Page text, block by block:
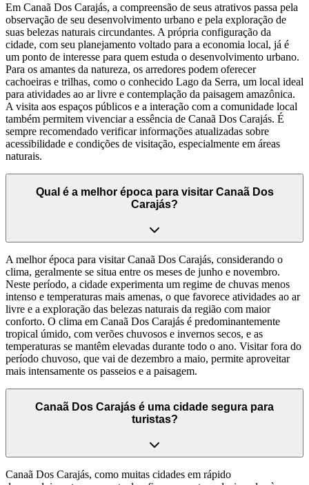
Em Canaã Dos Carajás, a compreensão de seus atrativos passa pela
observação de seu desenvolvimento urbano e pela exploração de
suas belezas naturais circundantes. A própria configuração da
cidade, com seu planejamento voltado para a economia local, já é
um ponto de interesse para quem estuda o desenvolvimento urbano.
Para os amantes da natureza, os arredores podem oferecer
cachoeiras e trilhas, como o conhecido Lago da Serra, um local ideal
para atividades ao ar livre e contemplação da paisagem amazônica.
A visita aos espaços públicos e a interação com a comunidade local
também permitem vivenciar a essência de Canaã Dos Carajás. É
sempre recomendado verificar informações atualizadas sobre
acessibilidade e condições de visitação, especialmente em áreas
naturais.
Qual é a melhor época para visitar Canaã Dos
Carajás?
A melhor época para visitar Canaã Dos Carajás, considerando o
clima, geralmente se situa entre os meses de junho e novembro.
Neste período, a cidade experimenta um regime de chuvas menos
intenso e temperaturas mais amenas, o que favorece atividades ao ar
livre e a exploração das belezas naturais da região com maior
conforto. O clima em Canaã Dos Carajás é predominantemente
tropical úmido, com verões chuvosos e invernos secos, e as
temperaturas se mantêm elevadas durante todo o ano. Visitar fora do
período chuvoso, que vai de dezembro a maio, permite aproveitar
mais intensamente os passeios e a paisagem.
Canaã Dos Carajás é uma cidade segura para
turistas?
Canaã Dos Carajás, como muitas cidades em rápido